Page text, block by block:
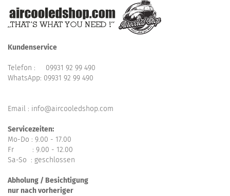
Kundenservice
Telefon : 09931 92 99 490
WhatsApp: 09931 92 99 490
Email : info@aircooledshop.com
Servicezeiten:
Mo-Do : 9.00 - 17.00
Fr : 9.00 - 12.00
Sa-So : geschlossen
Abholung / Besichtigung
nur nach vorheriger